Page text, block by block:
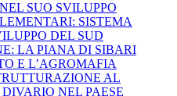
SUO SVILUPPO
SISTEMA
DEL SUD
LA PIANA DI SIBARI
E L’AGROMAFIA
AL
NEL PAESE